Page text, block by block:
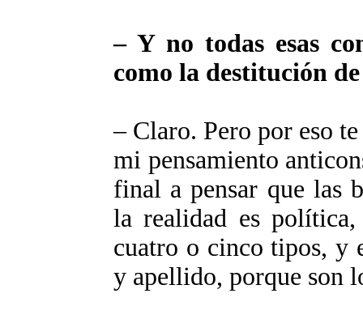
– Y no todas esas
como la destitución
– Claro. Pero por eso
mi pensamiento
final a pensar que las
la realidad es
cuatro o cinco tipos, y
y apellido, porque son